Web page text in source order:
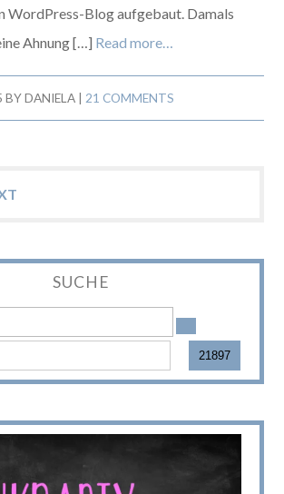
WordPress-Blog aufgebaut. Damals
Ahnung […] Read more…
BYDANIELA |21 COMMENTS
SUCHE